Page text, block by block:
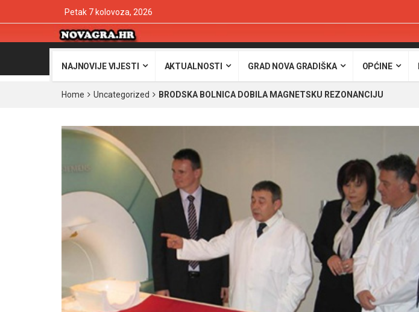
Petak 7 kolovoza, 2026
NAJNOVIJE VIJESTI AKTUALNOSTI GRAD NOVA GRADIŠKA OPĆINE
Home Uncategorized BRODSKA BOLNICA DOBILA MAGNETSKU REZONANCIJU